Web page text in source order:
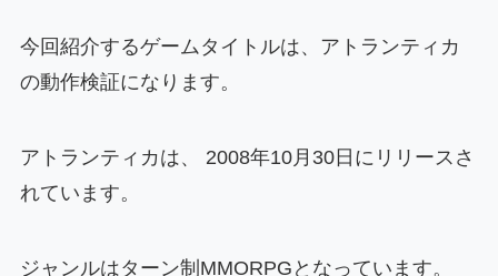
今回紹介するゲームタイトルは、アトランティカ
の動作検証になります。
アトランティカは、 2008年10月30日 にリリースさ
れています。
ジャンルはターン制MMORPGとなっています。